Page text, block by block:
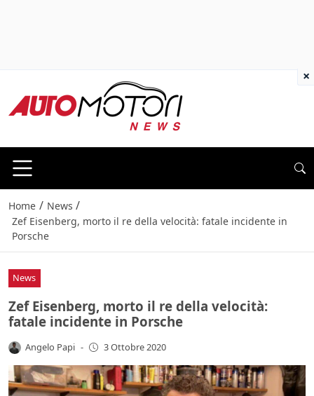
Home / News /
Zef Eisenberg, morto il re della velocità: fatale incidente in
Porsche
News
Zef Eisenberg, morto il re della velocità:
fatale incidente in Porsche
Angelo Papi - 3 Ottobre 2020
×